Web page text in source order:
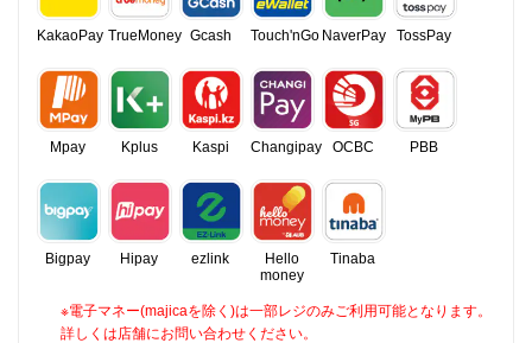
KakaoPay TrueMoney Gcash Touch'nGo NaverPay TossPay
Mpay Kplus Kaspi Changipay OCBC PBB
Bigpay Hipay ezlink
Hello
money
Tinaba
※電子マネー(majicaを除く)は一部レジのみご利用可能となります。
詳しくは店舗にお問い合わせください。